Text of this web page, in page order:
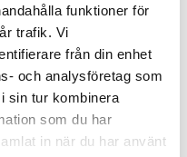
funktioner för
trafik. Vi
från din enhet
och analysföretag som
sin tur kombinera
som du har
in när du har använt
fel: ”Kommer